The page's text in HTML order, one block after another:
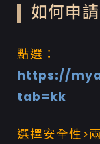
如何申
點選：
https://
tab=kk
選擇安全性>